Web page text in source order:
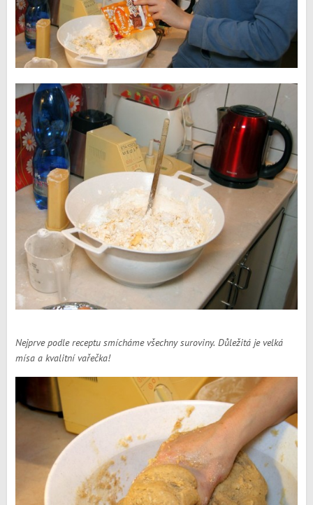
Nejprve podle receptu smícháme všechny suroviny. Důležitá je velká
mísa a kvalitní vařečka!